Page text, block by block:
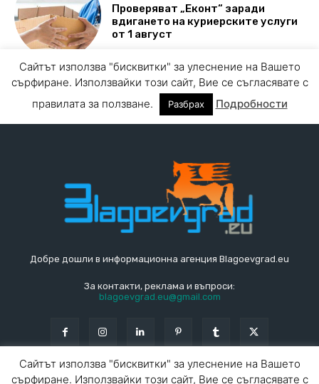
Добре дошли в информационна агенция Blagoevgrad.eu
За контакти, реклама и въпроси:
blagoevgrad.eu@gmail.com
Сайтът използва "бисквитки" за улеснение на Вашето
сърфиране. Използвайки този сайт, Вие се съгласявате с